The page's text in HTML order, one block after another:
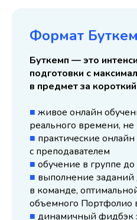
Формат
Буткемп — это
подготовки с
в предмет за
■ живое онлайн
реального времени, не
■ практические
с преподавателем
■ обучение в группе
■ выполнение заданий
в команде,
объемного Портфолио
■ динамичный фидбэк